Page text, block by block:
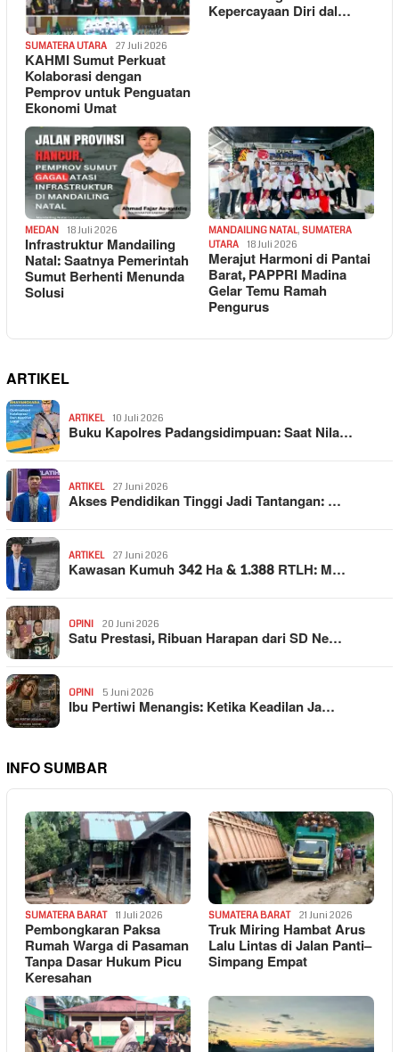
SUMATERA UTARA 27 Juli 2026
KAHMI Sumut Perkuat
Kolaborasi dengan
Pemprov untuk Penguatan
Ekonomi Umat
Kepercayaan Diri dal…
MEDAN 18 Juli 2026
Infrastruktur Mandailing
Natal: Saatnya Pemerintah
Sumut Berhenti Menunda
Solusi
MANDAILING NATAL, SUMATERA
UTARA
18 Juli 2026
Merajut Harmoni di Pantai
Barat, PAPPRI Madina
Gelar Temu Ramah
Pengurus
ARTIKEL
ARTIKEL 10 Juli 2026
Buku Kapolres Padangsidimpuan: Saat Nila…
ARTIKEL 27 Juni 2026
Akses Pendidikan Tinggi Jadi Tantangan: …
ARTIKEL 27 Juni 2026
Kawasan Kumuh 342 Ha & 1.388 RTLH: M…
OPINI 20 Juni 2026
Satu Prestasi, Ribuan Harapan dari SD Ne…
OPINI 5 Juni 2026
Ibu Pertiwi Menangis: Ketika Keadilan Ja…
INFO SUMBAR
SUMATERA BARAT 11 Juli 2026
Pembongkaran Paksa
Rumah Warga di Pasaman
Tanpa Dasar Hukum Picu
Keresahan
SUMATERA BARAT 21 Juni 2026
Truk Miring Hambat Arus
Lalu Lintas di Jalan Panti–
Simpang Empat